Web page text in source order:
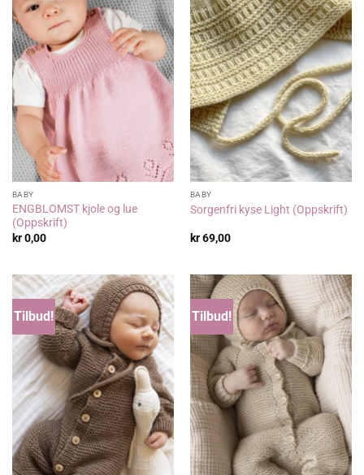
BABY
ENGBLOMST kjole og lue
(Oppskrift)
kr0,00
BABY
Sorgenfri kyse Light (Oppskrift)
kr69,00
Tilbud! Tilbud!